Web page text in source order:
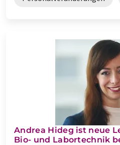
Andrea Hideg ist neue
Bio- und Labortechnik